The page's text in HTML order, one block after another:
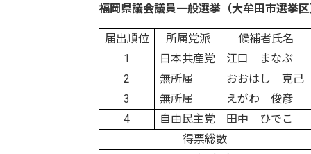
福岡県議会議員一般選挙（大牟田市選挙
届出順位 所属党派
候補者氏名
1
日本共産党
江口 まなぶ
2
無所属
おおはし 克己
3
無所属
えがわ 俊彦
4
自由民主党
田中 ひでこ
得票総数